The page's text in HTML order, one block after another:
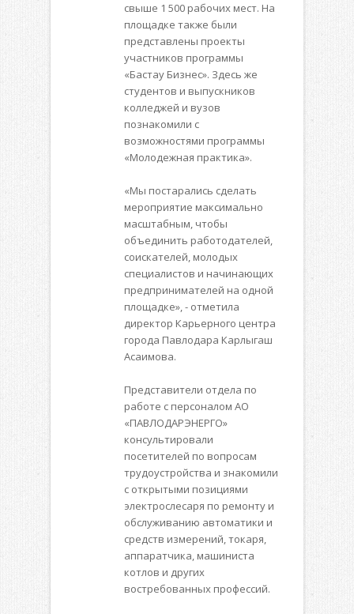
свыше 1 500 рабочих мест. На
площадке также были
представлены проекты
участников программы
«Бастау Бизнес». Здесь же
студентов и выпускников
колледжей и вузов
познакомили с
возможностями программы
«Молодежная практика».
«Мы постарались сделать
мероприятие максимально
масштабным, чтобы
объединить работодателей,
соискателей, молодых
специалистов и начинающих
предпринимателей на одной
площадке», - отметила
директор Карьерного центра
города Павлодара Карлыгаш
Асаимова.
Представители отдела по
работе с персоналом АО
«ПАВЛОДАРЭНЕРГО»
консультировали
посетителей по вопросам
трудоустройства и знакомили
с открытыми позициями
электрослесаря по ремонту и
обслуживанию автоматики и
средств измерений, токаря,
аппаратчика, машиниста
котлов и других
востребованных профессий.